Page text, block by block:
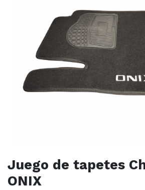
Juego de tapetes
ONIX